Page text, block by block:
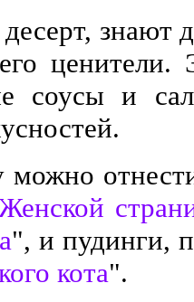
десерт, знают
соусы и
можно
", и пудинги,
кота".